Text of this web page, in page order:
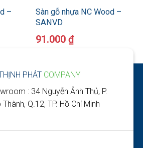
–
Sàn gỗ nhựa NC Wood –
SANVD
91.000 ₫
PHÁT COMPANY
: 34 Nguyễn Ảnh Thủ, P.
Thành, Q.12, TP. Hồ Chí Minh